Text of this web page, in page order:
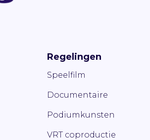
Regelingen
Speelfilm
Documentaire
Podiumkunsten
VRT coproductie